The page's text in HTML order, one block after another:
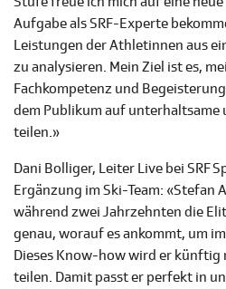
Aufgabe als SRF-Experte
Leistungen der Athletinnen aus
zu analysieren. Mein Ziel ist es,
Fachkompetenz und
dem Publikum auf
teilen.»
Dani Bolliger, Leiter Live bei SRF
Ergänzung im Ski-Team: «Stefan
während zwei Jahrzehnten die
genau, worauf es ankommt, um
Dieses Know-how wird er künftig
teilen. Damit passt er perfekt in